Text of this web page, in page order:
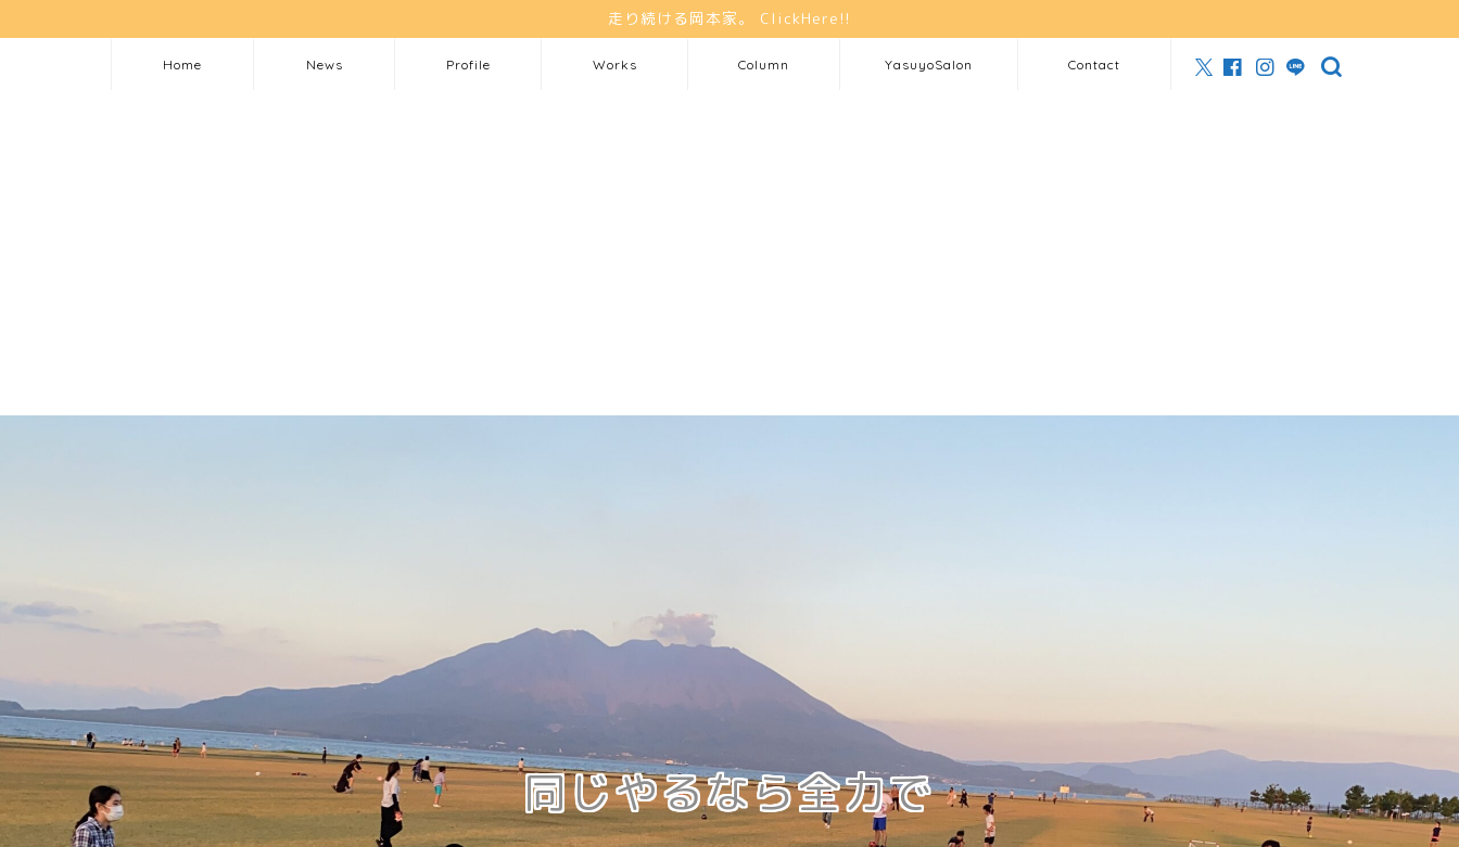
走り続ける岡本家。 ClickHere!!
Home News Profile Works Column YasuyoSalon Contact
同じやるなら全力で